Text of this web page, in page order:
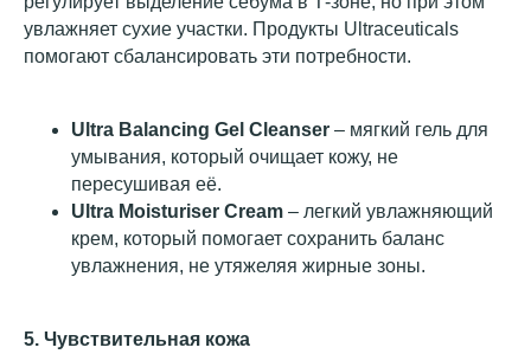
увлажняет сухие участки. Продукты Ultraceuticals
помогают сбалансировать эти потребности.
Ultra Balancing Gel Cleanser – мягкий гель для
умывания, который очищает кожу, не
пересушивая её.
Ultra Moisturiser Cream – легкий увлажняющий
крем, который помогает сохранить баланс
увлажнения, не утяжеляя жирные зоны.
5. Чувствительная кожа